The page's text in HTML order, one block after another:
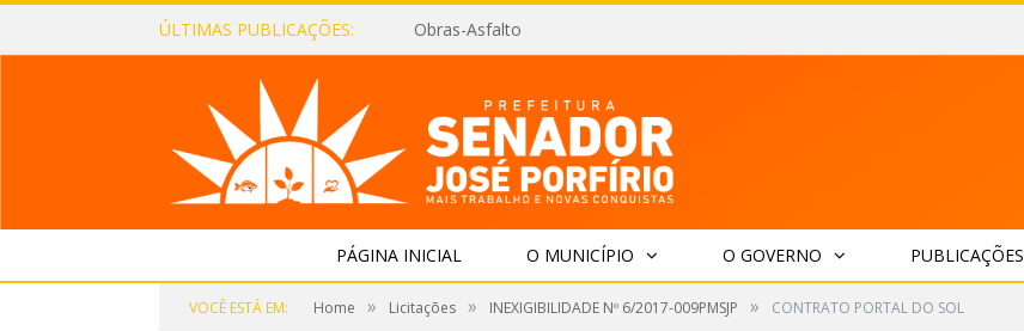
ÚLTIMAS PUBLICAÇÕES: Obras-Asfalto
PÁGINA INICIAL O MUNICÍPIO O GOVERNO PUBLICAÇÕES
VOCÊ ESTÁ EM: Home » Licitações » INEXIGIBILIDADE Nº 6/2017-009PMSJP » CONTRATO PORTAL DO SOL